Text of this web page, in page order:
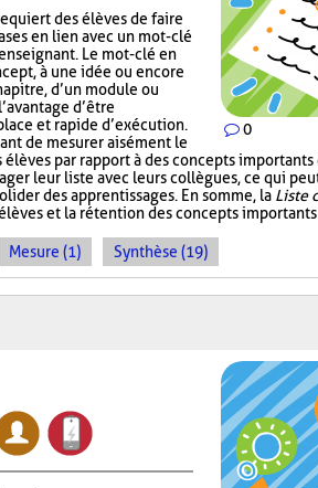
0
des élèves de faire
en lien avec un mot-clé
Le mot-clé en
à une idée ou encore
d’un module ou
d’être
et rapide d’exécution.
de mesurer aisément le
par rapport à des concepts importants
leur liste avec leurs collègues, ce qui
des apprentissages. En somme, la Liste
et la rétention des concepts importants
Mesure (1) Synthèse (19)